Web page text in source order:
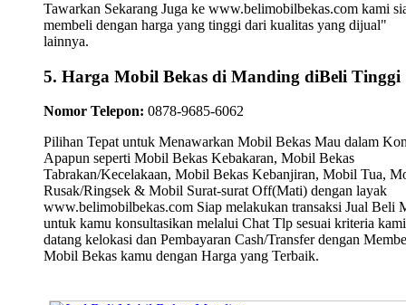
Tawarkan Sekarang Juga ke www.belimobilbekas.com kami
membeli dengan harga yang tinggi dari kualitas yang dijual"
lainnya.
5. Harga Mobil Bekas di Manding diBeli Tinggi
Nomor Telepon: 0878-9685-6062
Pilihan Tepat untuk Menawarkan Mobil Bekas Mau dalam
Apapun seperti Mobil Bekas Kebakaran, Mobil Bekas
Tabrakan/Kecelakaan, Mobil Bekas Kebanjiran, Mobil Tua,
Rusak/Ringsek & Mobil Surat-surat Off(Mati) dengan layak
www.belimobilbekas.com Siap melakukan transaksi Jual Beli
untuk kamu konsultasikan melalui Chat Tlp sesuai kriteria
datang kelokasi dan Pembayaran Cash/Transfer dengan
Mobil Bekas kamu dengan Harga yang Terbaik.